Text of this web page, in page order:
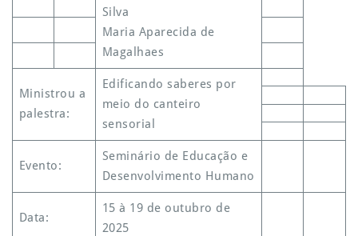
Silva
Maria Aparecida de
Magalhaes
Ministrou a
palestra:
Edificando saberes por
meio do canteiro
sensorial
Evento:
Seminário de Educação e
Desenvolvimento Humano
Data:
15 à 19 de outubro de
2025